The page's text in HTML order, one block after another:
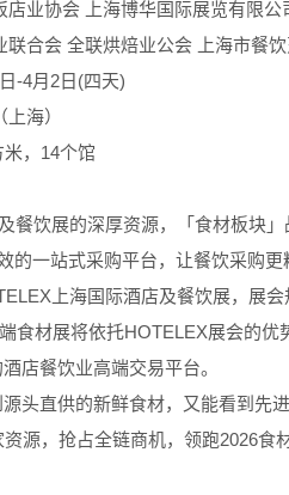
店业协会 上海博华国际展览有限公
联合会 全联烘焙业公会 上海市餐
-4月2日(四天)
海）
，14个馆
餐饮展的深厚资源，「食材板块
的一站式采购平台，让餐饮采购更
上海国际酒店及餐饮展，展
食材展将依托HOTELEX展会的
店餐饮业高端交易平台。
头直供的新鲜食材，又能看到先
源，抢占全链商机，领跑2026食